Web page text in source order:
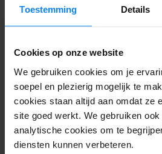
Toestemming Details
Cookies op onze website
We gebruiken cookies om je
soepel en plezierig mogelijk te
cookies staan altijd aan omdat ze
site goed werkt. We gebruiken
analytische cookies om te
diensten kunnen verbeteren.
parkeren bij Schipholof
Eindhoven Airport
iedere gewenste periode,
langparkeren als voor
Hoe reserveer je
parkeerplaats